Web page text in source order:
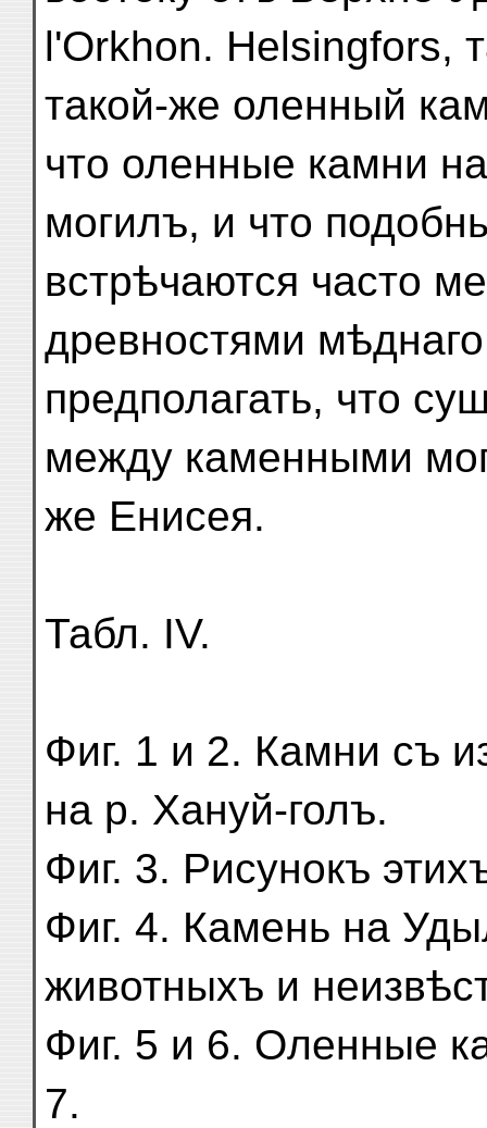
l'Orkhon. Helsingfors,
такой-же оленный
что оленные камни
могилъ, и что
встрѣчаются часто
древностями
предполагать, что
между каменными
же Енисея.
Табл. IV.
Фиг. 1 и 2. Камни съ
на р. Хануй-голъ.
Фиг. 3. Рисунокъ
Фиг. 4. Камень на
животныхъ и
Фиг. 5 и 6. Оленные
7.